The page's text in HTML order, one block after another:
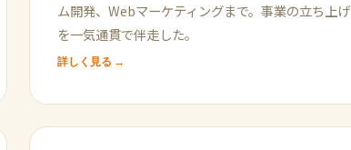
ム開発、Webマーケティングまで。事業の立ち上げ
を一気通貫で伴走した。
詳しく見る →